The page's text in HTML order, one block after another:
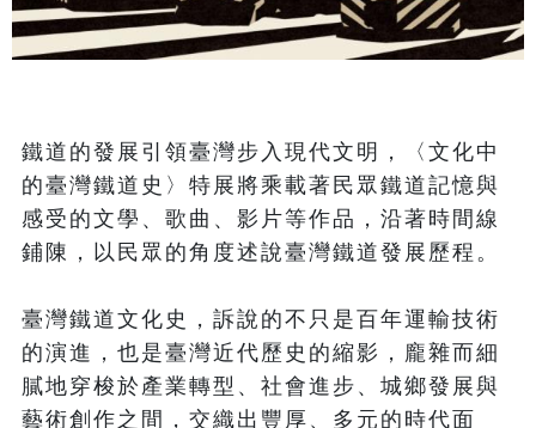
鐵道的發展引領臺灣步入現代文明，〈文化中
的臺灣鐵道史〉特展將乘載著民眾鐵道記憶與
感受的文學、歌曲、影片等作品，沿著時間線
鋪陳，以民眾的角度述說臺灣鐵道發展歷程。
臺灣鐵道文化史，訴說的不只是百年運輸技術
的演進，也是臺灣近代歷史的縮影，龐雜而細
膩地穿梭於產業轉型、社會進步、城鄉發展與
藝術創作之間，交織出豐厚、多元的時代面